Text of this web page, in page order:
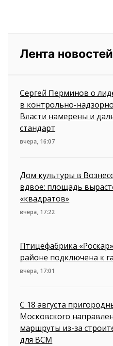
Лента новостей
Сергей Перминов о
в контрольно-
Власти намерены и
стандарт
вчера, 16:07
Дом культуры в
вдвое: площадь
«квадратов»
вчера, 17:22
Птицефабрика
районе подключена к
вчера, 17:01
С 18 августа
Московского
маршруты из-за
для ВСМ